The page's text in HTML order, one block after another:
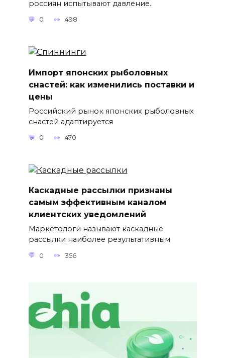
россиян испытывают давление.
0 498
Импорт японских рыболовных
снастей: как изменились поставки и
цены
Российский рынок японских рыболовных
снастей адаптируется
0 470
Каскадные рассылки признаны
самым эффективным каналом
клиентских уведомлений
Маркетологи называют каскадные
рассылки наиболее результативным
0 356